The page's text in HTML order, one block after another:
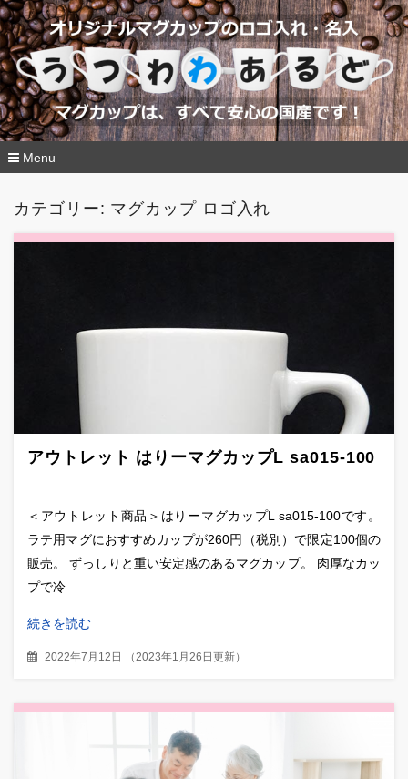
Menu
カテゴリー: マグカップ ロゴ入れ
アウトレット はりーマグカップL sa015-100
＜アウトレット商品＞はりーマグカップL sa015-100です。
ラテ用マグにおすすめカップが260円（税別）で限定100個の
販売。 ずっしりと重い安定感のあるマグカップ。 肉厚なカッ
プで冷
続きを読む
2022年7月12日 （2023年1月26日更新）